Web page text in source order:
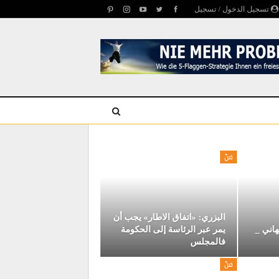
تسجيل الدخول / تسجيل
_
فنّ
البزري: «اتفاق الاطار» يجب أن
يمر عبر الرئاسة إلى الحكومة
فالمجلس
فنّ